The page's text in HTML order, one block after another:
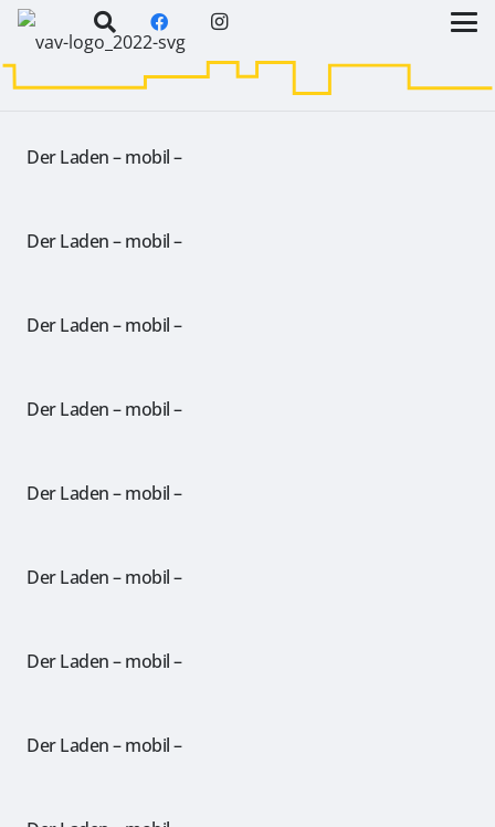
Der Laden – mobil –
Der Laden – mobil –
Der Laden – mobil –
Der Laden – mobil –
Der Laden – mobil –
Der Laden – mobil –
Der Laden – mobil –
Der Laden – mobil –